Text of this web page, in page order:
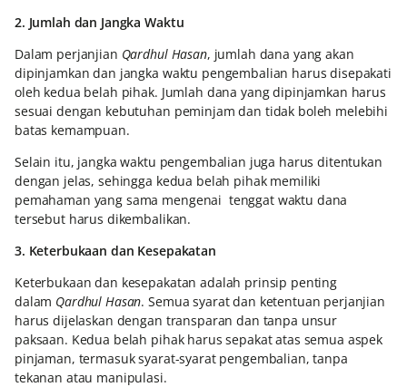
2. Jumlah dan Jangka Waktu
Dalam perjanjian Qardhul Hasan, jumlah dana yang akan
dipinjamkan dan jangka waktu pengembalian harus disepakati
oleh kedua belah pihak. Jumlah dana yang dipinjamkan harus
sesuai dengan kebutuhan peminjam dan tidak boleh melebihi
batas kemampuan.
Selain itu, jangka waktu pengembalian juga harus ditentukan
dengan jelas, sehingga kedua belah pihak memiliki
pemahaman yang sama mengenai tenggat waktu dana
tersebut harus dikembalikan.
3. Keterbukaan dan Kesepakatan
Keterbukaan dan kesepakatan adalah prinsip penting
dalam Qardhul Hasan. Semua syarat dan ketentuan perjanjian
harus dijelaskan dengan transparan dan tanpa unsur
paksaan. Kedua belah pihak harus sepakat atas semua aspek
pinjaman, termasuk syarat-syarat pengembalian, tanpa
tekanan atau manipulasi.